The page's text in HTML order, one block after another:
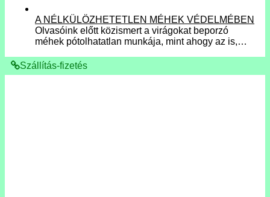
A NÉLKÜLÖZHETETLEN MÉHEK VÉDELMÉBEN
Olvasóink előtt közismert a virágokat beporzó
méhek pótolhatatlan munkája, mint ahogy az is,…
Szállítás-fizetés